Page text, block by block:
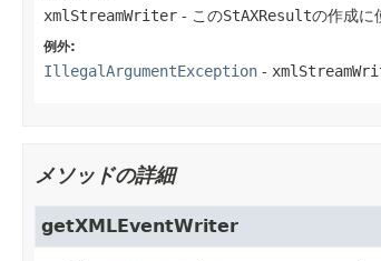
xmlStreamWriter - このStAXResultの作成に
例外:
IllegalArgumentException -
メソッドの詳細
getXMLEventWriter